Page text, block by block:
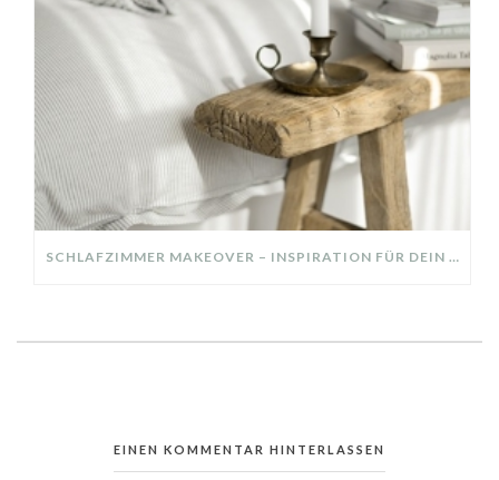
SCHLAFZIMMER MAKEOVER – INSPIRATION FÜR DEIN SCHLAFZIMMER: AUS ALT MACH NEU – HELL, GEMÜTLICH UND EINLADEND
EINEN KOMMENTAR HINTERLASSEN